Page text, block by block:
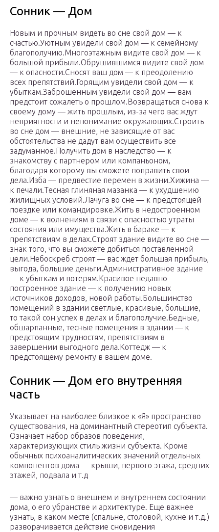
Сонник — Дом
Новым и прочным видеть во сне свой дом — к
счастью.Уютным увидели свой дом — к семейному
благополучию.Многоэтажным видите свой дом — к
большой прибыли.Обрушившимся видите свой дом
— к опасности.Сносят ваш дом — к преодолению
всех препятствий.Горящим увидели свой дом — к
убыткам.Заброшенным увидели свой дом — вам
предстоит сожалеть о прошлом.Возвращаться снова к
своему дому — жить прошлым, из-за чего вас ждут
неприятности и непонимание окружающих.Строить
во сне дом — внешние, не зависящие от вас
обстоятельства не дадут вам осуществить все
задуманное.Получить дом в наследство — к
знакомству с партнером или компаньоном,
благодаря которому вы сможете поправить свои
дела.Изба — предвестие перемен в жизни.Хижина —
к печали.Тесная глиняная мазанка — к ухудшению
жилищных условий.Лачуга во сне — к предстоящей
поездке или командировке.Жить в недостроенном
доме — к волнениям в связи с опасностью утраты
состояния или имущества.Жить в бараке — к
препятствиям в делах.Строят здание видите во сне —
знак того, что вы сможете добиться поставленной
цели.Небоскреб строят — вас ждет большая прибыль,
выгода, большие деньги.Административное здание
— к убыткам и потерям.Красивое недавно
построенное здание — к получению новых
источников доходов, новой работы.Большинство
помещений в здании светлые, красивые, большие,
то такой сон успех в делах и благополучие.Бедные,
обшарпанные, тесные помещения в здании — к
предстоящим трудностям, препятствиям в
завершении выгодного дела.Коттедж — к
предстоящему ремонту в вашем доме.
Сонник — Дом его внутренняя
часть
Указывает на наиболее близкое к «Я» пространство
существования, на доминантный стереотип субъекта.
Означает набор образов поведения,
характеризующих стиль жизни субъекта. Кроме
обычных психоаналитических значений отдельных
компонентов дома — крыши, первого этажа, средних
этажей, подвала и т.д
— важно узнать о внешнем и внутреннем состоянии
дома, о его убранстве и архитектуре. Еще важнее
узнать, в каком месте (спальне, столовой, кухне и т.д.)
разворачивается действие сновидения